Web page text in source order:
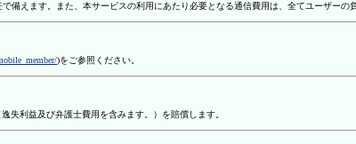
備えます。また、本サービスの利用にあたり必要となる通信費用は、全てユーザーの
)をご参照ください。
失利益及び弁護士費用を含みます。）を賠償します。